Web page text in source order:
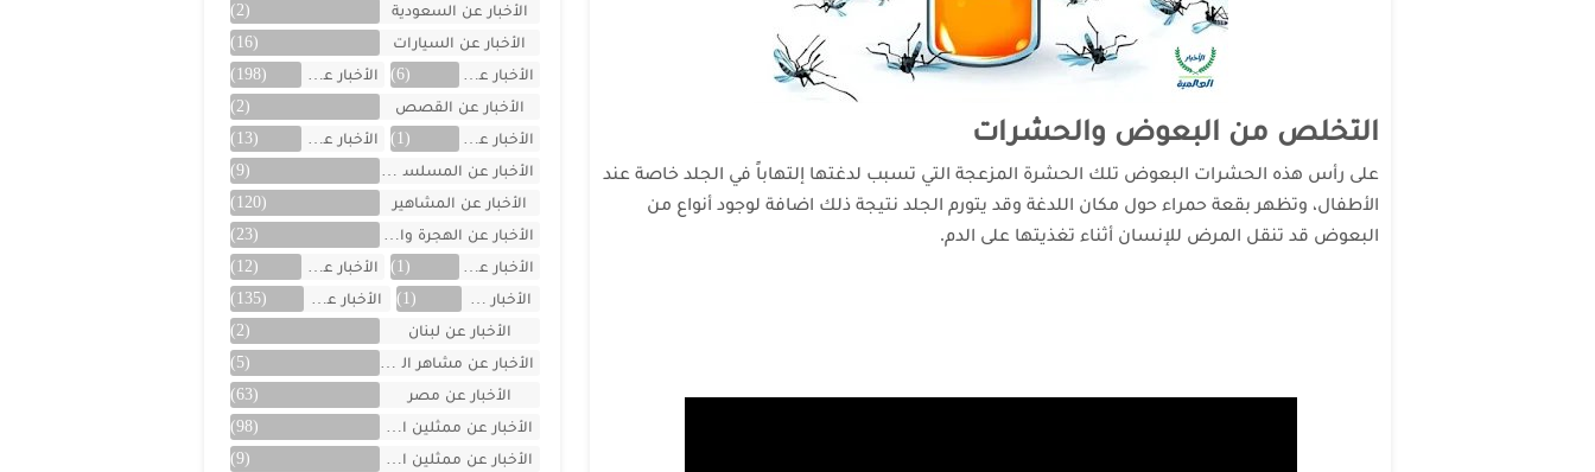
التخلص من البعوض والحشرات
على رأس هذه الحشرات البعوض تلك الحشرة المزعجة التي تسبب لدغتها إلتهاباً في الجلد خاصة عند
الأطفال، وتظهر بقعة حمراء حول مكان اللدغة وقد يتورم الجلد نتيجة ذلك اضافة لوجود أنواع من
البعوض قد تنقل المرض للإنسان أثناء تغذيتها على الدم.
الأخبار عن السعودية
(2)
الأخبار عن السيارات
(16)
الأخبار عن العراق
(6) الأخبار عن الفن
(198)
الأخبار عن القصص
(2)
الأخبار عن الكويت
(1) الأخبار عن ألمانيا
(13)
الأخبار عن المسلسلات
(9)
الأخبار عن المشاهير
(120)
الأخبار عن الهجرة والسفر
(23)
الأخبار عن اليمن
(1) الأخبار عن تركية
(12)
الأخبار عن تونس
(1) الأخبار عن سوريا
(135)
الأخبار عن لبنان
(2)
الأخبار عن مشاهر الهند
(5)
الأخبار عن مصر
(63)
الأخبار عن ممثلين اتراك
(98)
الأخبار عن ممثلين الأجانب
(9)